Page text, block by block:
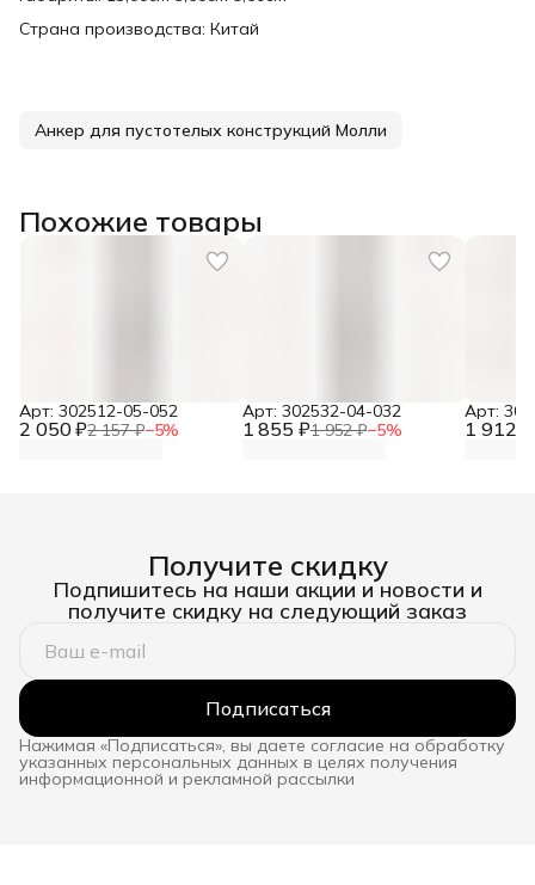
Страна производства: Китай
Анкер для пустотелых конструкций Молли
Похожие товары
2 050 ₽2 157 ₽−5%
Арт: 302512-05-052
1 855 ₽1 952 ₽−5%
Арт: 302532-04-032
1 912 ₽
Арт:
Получите скидку
Подпишитесь на наши акции и новости и
получите скидку на следующий заказ
Подписаться
Нажимая «Подписаться», вы даете согласие на обработку
указанных персональных данных в целях получения
информационной и рекламной рассылки